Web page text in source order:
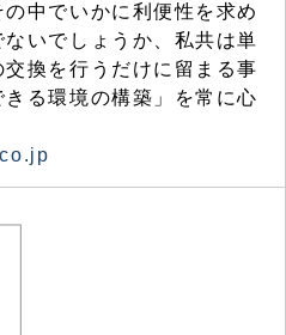
中でいかに利便性を求め
いでしょうか、私共は単
換を行うだけに留まる事
る環境の構築」を常に心